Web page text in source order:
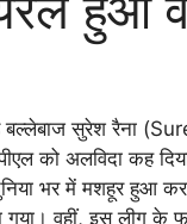
बल्लेबाज सुरेश रैना
को अलविदा कह
भर में मशहूर हुआ
वहीं, इस लीग के